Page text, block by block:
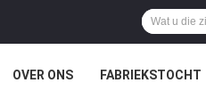
OVER ONS FABRIEKSTOCHT